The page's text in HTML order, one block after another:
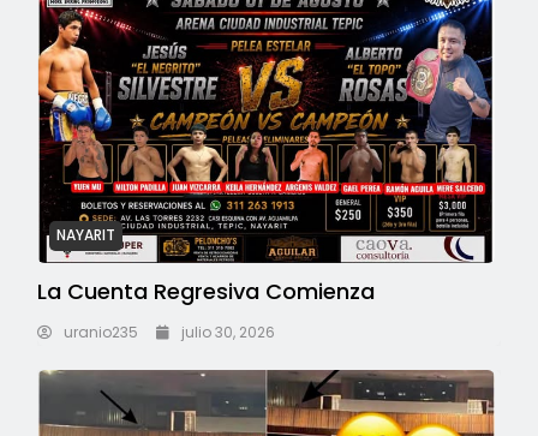
NAYARIT
La Cuenta Regresiva Comienza
uranio235 julio 30, 2026